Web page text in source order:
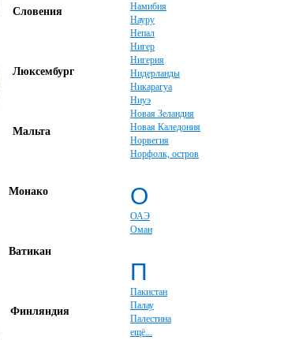
Словения
Люксембург
Мальта
Монако
Ватикан
Финляндия
Намибия
Науру
Непал
Нигер
Нигерия
Нидерланды
Никарагуа
Ниуэ
Новая Зеландия
Новая Каледония
Норвегия
Норфолк, остров
О
ОАЭ
Оман
П
Пакистан
Палау
Палестина
ещё...